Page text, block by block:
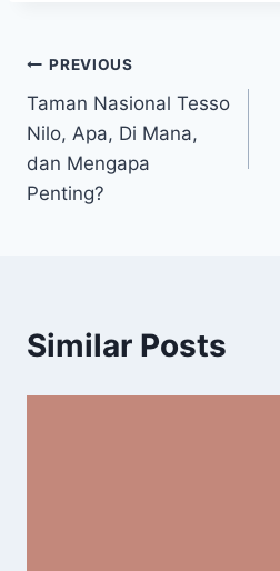
Navigasi
pos
PREVIOUS
Taman Nasional Tesso
Nilo, Apa, Di Mana,
dan Mengapa
Penting?
Similar Posts